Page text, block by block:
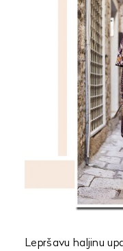
Lepršavu haljinu